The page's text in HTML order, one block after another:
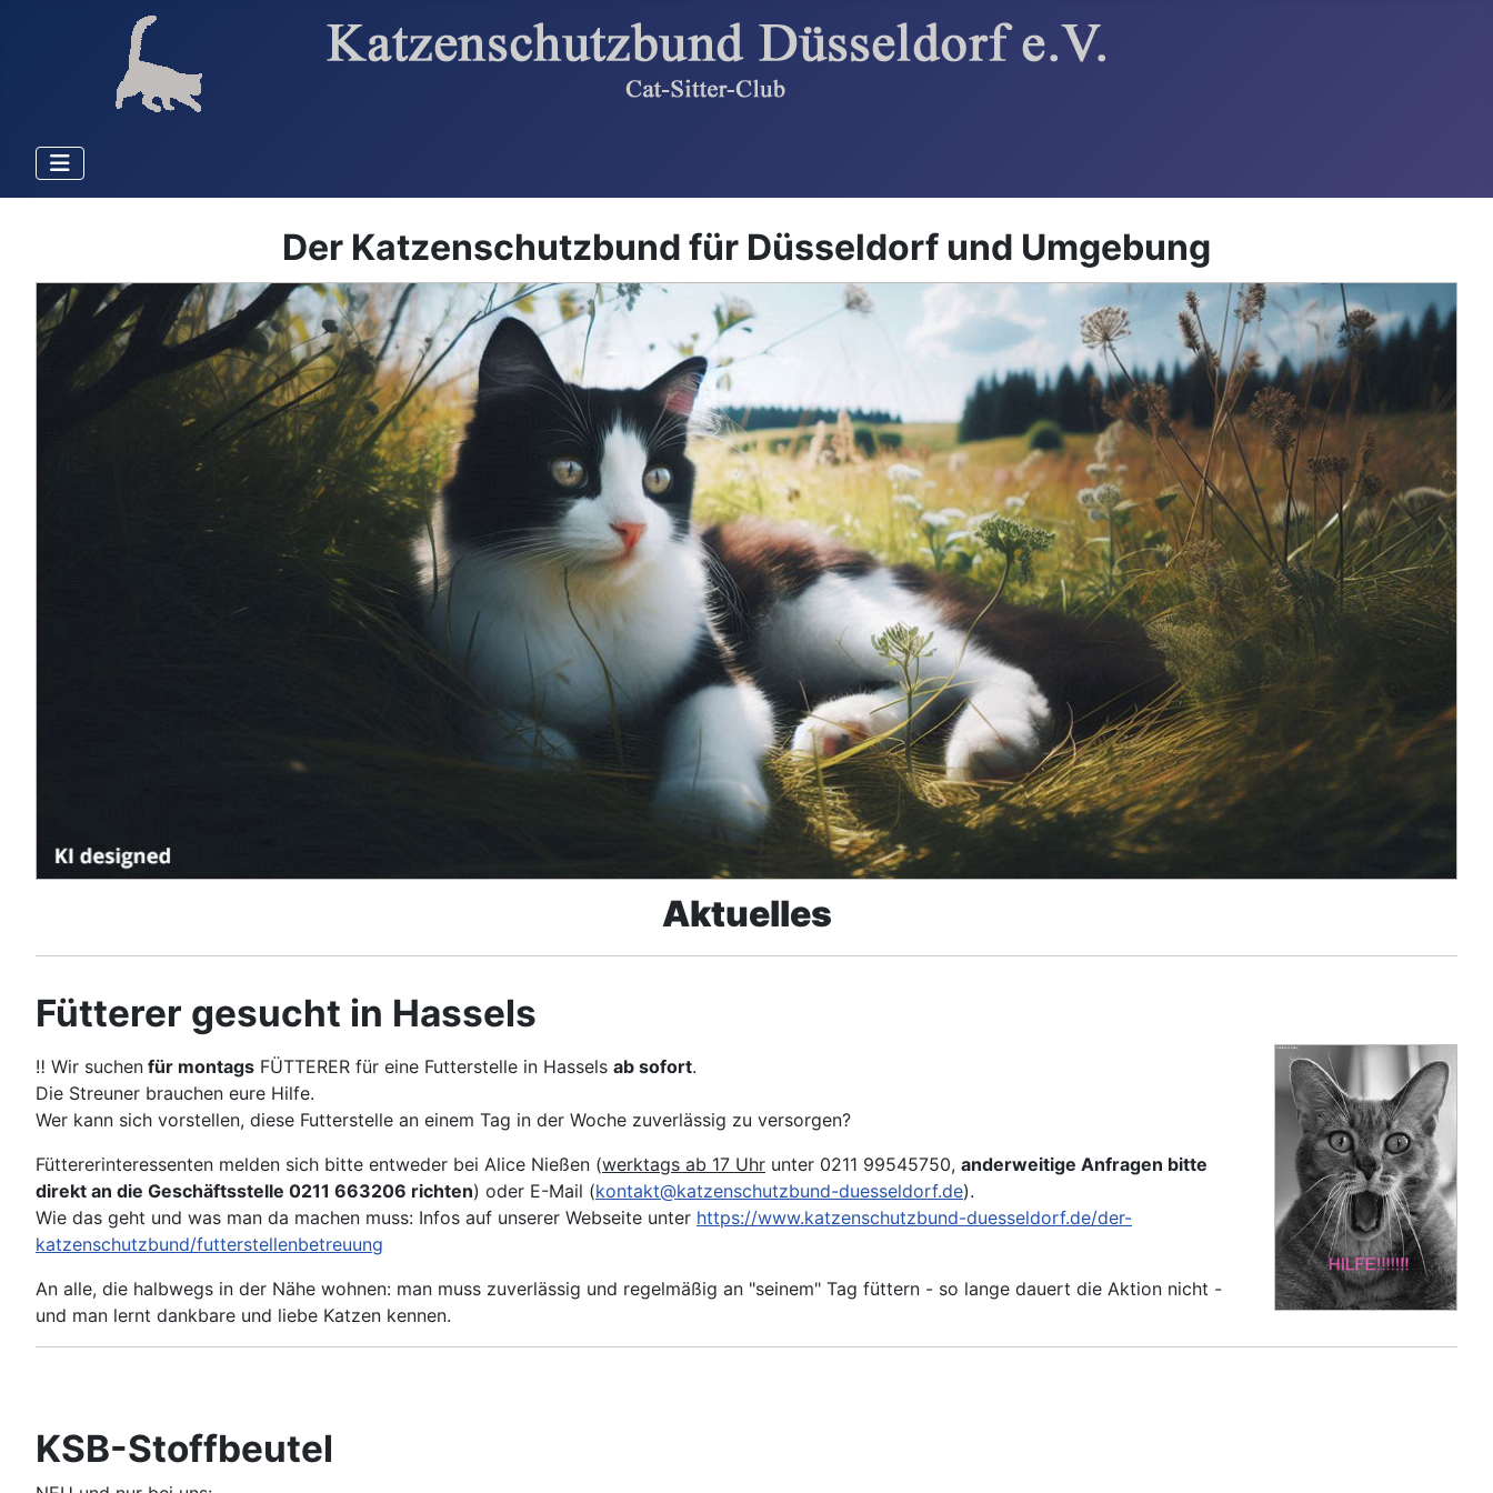
Der Katzenschutzbund für Düsseldorf und Umgebung
Aktuelles
Fütterer gesucht in Hassels
‼ Wir suchen für montags FÜTTERER für eine Futterstelle in Hassels ab sofort.
Die Streuner brauchen eure Hilfe.
Wer kann sich vorstellen, diese Futterstelle an einem Tag in der Woche zuverlässig zu versorgen?
Füttererinteressenten melden sich bitte entweder bei Alice Nießen (werktags ab 17 Uhr unter 0211 99545750, anderweitige Anfragen bitte
direkt an die Geschäftsstelle 0211 663206 richten) oder E-Mail (kontakt@katzenschutzbund-duesseldorf.de).
Wie das geht und was man da machen muss: Infos auf unserer Webseite unter https://www.katzenschutzbund-duesseldorf.de/der-
katzenschutzbund/futterstellenbetreuung
An alle, die halbwegs in der Nähe wohnen: man muss zuverlässig und regelmäßig an "seinem" Tag füttern - so lange dauert die Aktion nicht -
und man lernt dankbare und liebe Katzen kennen.
KSB-Stoffbeutel